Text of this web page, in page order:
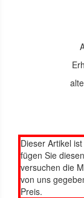
Dieser Artikel
fügen Sie
versuchen die
von uns
Preis.